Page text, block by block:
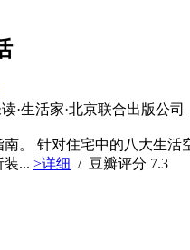
·生活家·北京联合出版公
。 针对住宅中的八大生
... >详细 / 豆瓣评分 7.3